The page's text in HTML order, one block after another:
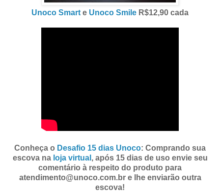
Unoco Smart e Unoco Smile R$12,90 cada
Conheça o Desafio 15 dias Unoco: Comprando sua
escova na loja virtual , após 15 dias de uso envie seu
comentário à respeito do produto para
atendimento@unoco.com.br e lhe enviarão outra
escova!